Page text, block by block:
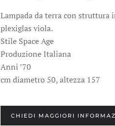
Lampada da terra con struttura
plexiglas viola.
Stile Space Age
Produzione Italiana
Anni ’70
cm diametro 50, altezza 157
CHIEDI MAGGIORI